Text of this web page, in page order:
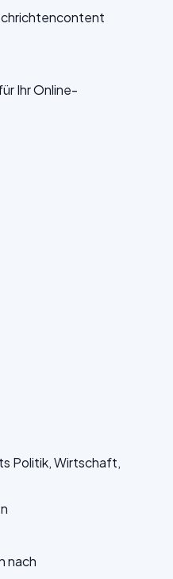
Ihr Online-
Politik, Wirtschaft,
nach